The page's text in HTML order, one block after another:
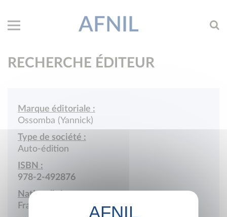
AFNIL
RECHERCHE ÉDITEUR
Marque éditoriale :
Ossomba (Yannick)
Type de société :
Auto-édition
ISBN :
978-2-492876
Nationalité :
France